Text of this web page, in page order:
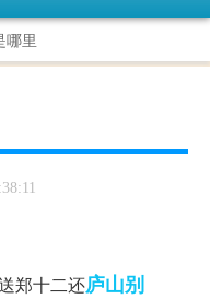
哪里
郑十二还庐山别